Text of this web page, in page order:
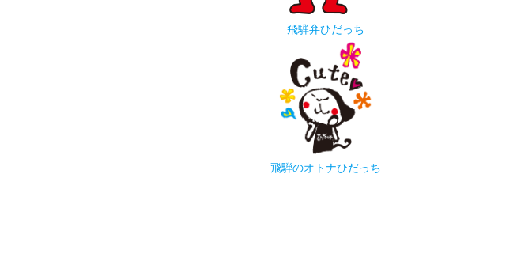
飛騨弁ひだっち
飛騨のオトナひだっち